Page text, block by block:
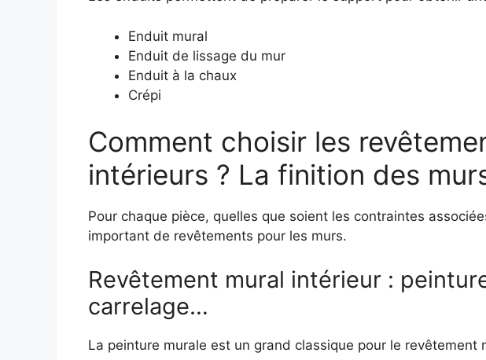
Enduit mural
Enduit de lissage du mur
Enduit à la chaux
Crépi
Comment choisir les
intérieurs ? La finition des
Pour chaque pièce, quelles que soient les contraintes
important de revêtements pour les murs.
Revêtement mural intérieur :
carrelage…
La peinture murale est un grand classique pour le revêtement